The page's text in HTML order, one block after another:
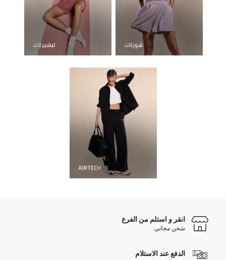
انقر و استلم من الفرع
شحن مجاني
الدفع عند الاستلام